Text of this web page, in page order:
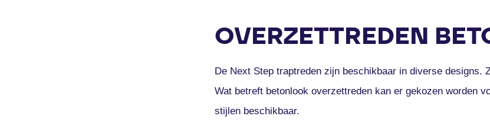
OVERZETTREDEN
De Next Step traptreden zijn beschikbaar in diverse designs.
Wat betreft betonlook overzettreden kan er gekozen worden
stijlen beschikbaar.